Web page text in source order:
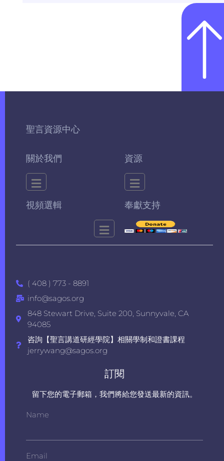
聖言資源中心
關於我們 資源
視頻選輯 奉獻支持
( 408 ) 773 - 8891
info@sagos.org
848 Stewart Drive, Suite 200, Sunnyvale, CA
94085
咨詢【聖言講道研經學院】相關學制和證書課程
jerrywang@sagos.org
訂閱
留下您的電子郵箱，我們將給您發送最新的資訊。
Name
Email